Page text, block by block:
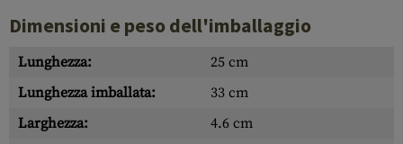
Dimensioni e peso dell'imballaggio
Lunghezza:
25 cm
Lunghezza imballata:
33 cm
Larghezza:
4.6 cm